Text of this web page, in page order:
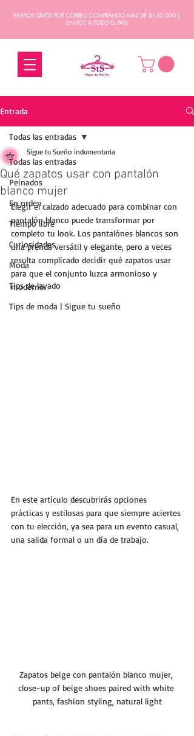
ENVIOS GRATIS POR CORREO COMPRANDO MAS DE $150.000 |
ENVIOS A TODO EL PAIS
Entrada
Todas las entradas
Peinados
En orden
Tiempo libre
Curiosidades
Moda
Tips de lavado
Tips de moda | Sigue tu sueño
Todas las entradas
Qué zapatos usar con pantalón
blanco mujer
Sigue tu Sueño indumentaria
Elegir el calzado adecuado para combinar con
pantalón blanco puede transformar por
completo tu look. Los pantalónes blancos son
una prenda versátil y elegante, pero a veces
resulta complicado decidir qué zapatos usar
para que el conjunto luzca armonioso y
moderno.
En este artículo descubrirás opciones
prácticas y estilosas para que siempre aciertes
con tu elección, ya sea para un evento casual,
una salida formal o un día de trabajo.
Zapatos beige con pantalón blanco mujer,
close-up of beige shoes paired with white
pants, fashion styling, natural light